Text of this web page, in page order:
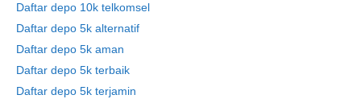
Daftar depo 10k telkomsel
Daftar depo 5k alternatif
Daftar depo 5k aman
Daftar depo 5k terbaik
Daftar depo 5k terjamin